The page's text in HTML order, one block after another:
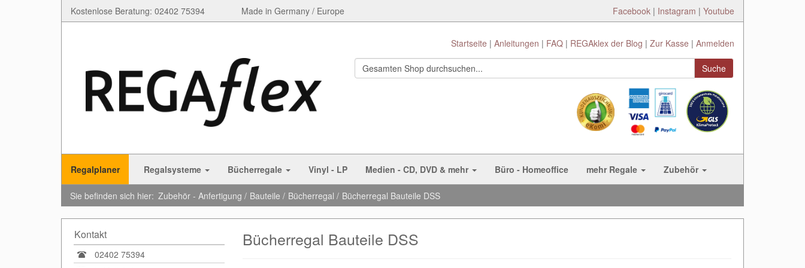
Kostenlose Beratung: 02402 75394 Made in Germany / Europe Facebook | Instagram | Youtube
Startseite Anleitungen FAQ REGAklex der Blog Zur Kasse Anmelden
Suche
Regalplaner Regalsysteme Bücherregale Vinyl - LP Medien - CD, DVD & mehr Büro - Homeoffice mehr Regale Zubehör
Sie befinden sich hier: Zubehör - Anfertigung Bauteile Bücherregal Bücherregal Bauteile DSS
Kontakt
02402 75394
Bücherregal Bauteile DSS